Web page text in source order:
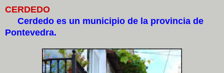
CERDEDO
Cerdedo es un municipio de la provincia de
Pontevedra.